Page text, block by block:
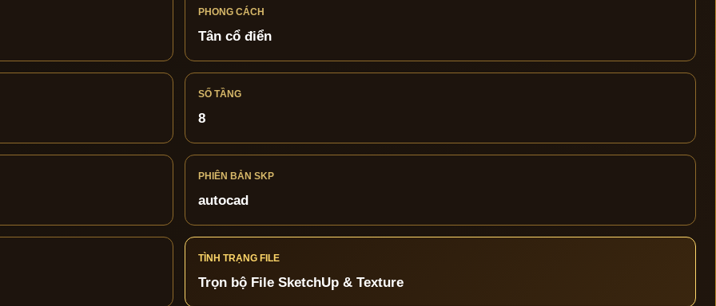
PHONG CÁCH
Tân cổ điển
SỐ TẦNG
8
PHIÊN BẢN SKP
autocad
TÌNH TRẠNG FILE
Trọn bộ File SketchUp & Texture